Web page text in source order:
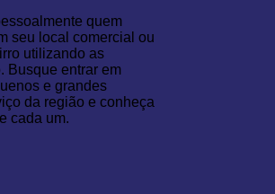
quem
seu local comercial ou
utilizando as
Busque entrar em
e grandes
da região e conheça
cada um.